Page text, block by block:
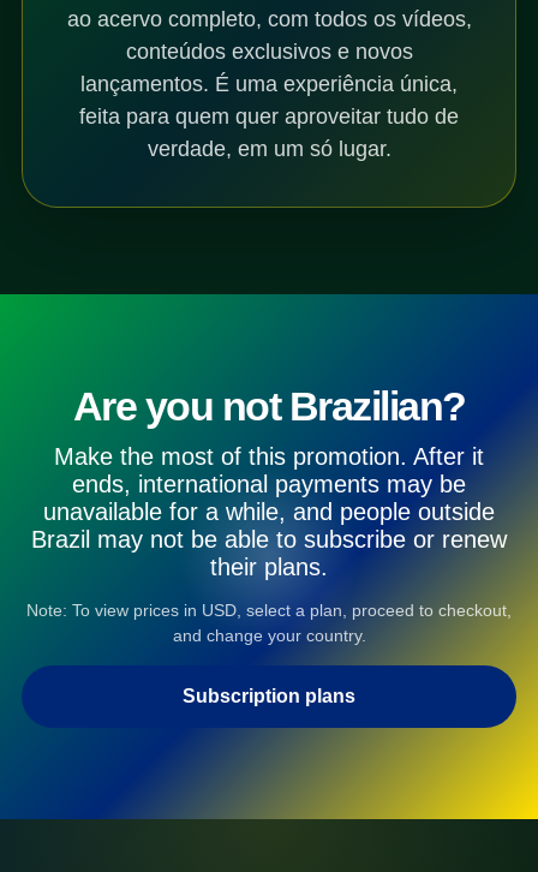
ao acervo completo, com todos os vídeos,
conteúdos exclusivos e novos
lançamentos. É uma experiência única,
feita para quem quer aproveitar tudo de
verdade, em um só lugar.
Are you not Brazilian?
Make the most of this promotion. After it
ends, international payments may be
unavailable for a while, and people outside
Brazil may not be able to subscribe or renew
their plans.
Note: To view prices in USD, select a plan, proceed to checkout,
and change your country.
Subscription plans